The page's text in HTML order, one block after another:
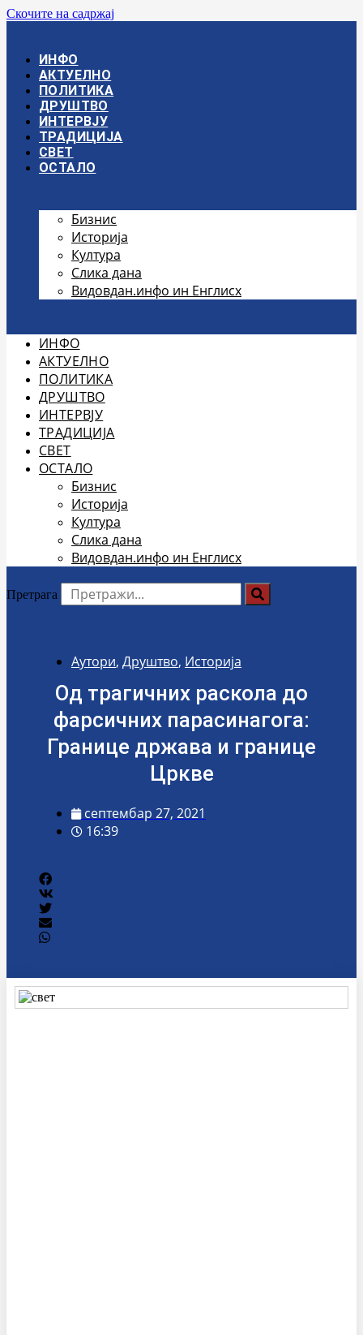
Скочите на садржај
ИНФО
АКТУЕЛНО
ПОЛИТИКА
ДРУШТВО
ИНТЕРВЈУ
ТРАДИЦИЈА
СВЕТ
ОСТАЛО
Бизнис
Историја
Култура
Слика дана
Видовдан.инфо ин Енглисх
ИНФО
АКТУЕЛНО
ПОЛИТИКА
ДРУШТВО
ИНТЕРВЈУ
ТРАДИЦИЈА
СВЕТ
ОСТАЛО
Бизнис
Историја
Култура
Слика дана
Видовдан.инфо ин Енглисх
Претрага
Аутори, Друштво, Историја
Од трагичних раскола до
фарсичних парасинагога:
Границе држава и границе
Цркве
септембар 27, 2021
16:39